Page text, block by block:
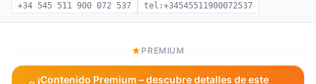
+34 545 511 900 072 537
tel:+34545511900072537
PREMIUM
¡Contenido Premium – descubre detalles de este